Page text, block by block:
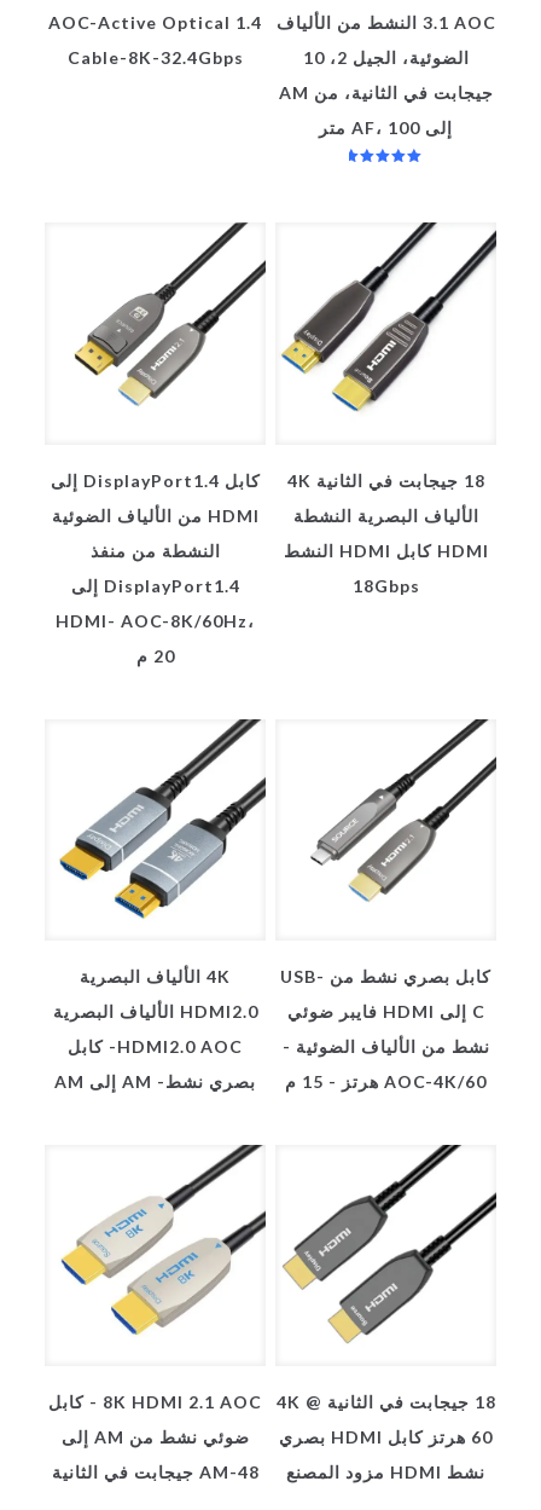
3.1 AOC النشط من الألياف
الضوئية، الجيل 2، 10
جيجابت في الثانية، من AM
إلى AF، 100 متر
1.4 AOC-Active Optical
Cable-8K-32.4Gbps
18 جيجابت في الثانية 4K
الألياف البصرية النشطة
HDMI كابل HDMI النشط
18Gbps
كابل DisplayPort1.4 إلى
HDMI من الألياف الضوئية
النشطة من منفذ
DisplayPort1.4 إلى
HDMI- AOC-8K/60Hz،
20 م
كابل بصري نشط من USB-
C إلى HDMI فايبر ضوئي
نشط من الألياف الضوئية -
AOC-4K/60 هرتز - 15 م
4K الألياف البصرية
HDMI2.0 الألياف البصرية
HDMI2.0 AOC- كابل
بصري نشط- AM إلى AM
18 جيجابت في الثانية 4K @
60 هرتز كابل HDMI بصري
نشط HDMI مزود المصنع
8K HDMI 2.1 AOC - كابل
ضوئي نشط من AM إلى
AM-48 جيجابت في الثانية